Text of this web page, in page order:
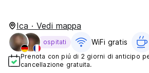
Ica · Vedi mappa
ospitati WiFi gratis
Prenota con piú di 2 giorni di anticipo
cancellazione gratuita.